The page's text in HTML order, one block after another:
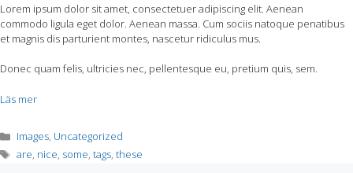
Lorem ipsum dolor sit amet, consectetuer adipiscing elit. Aenean
commodo ligula eget dolor. Aenean massa. Cum sociis natoque penatibus
et magnis dis parturient montes, nascetur ridiculus mus.
Donec quam felis, ultricies nec, pellentesque eu, pretium quis, sem.
Läs mer
Kategorier
Images, Uncategorized
Etiketter
are, nice, some, tags, these